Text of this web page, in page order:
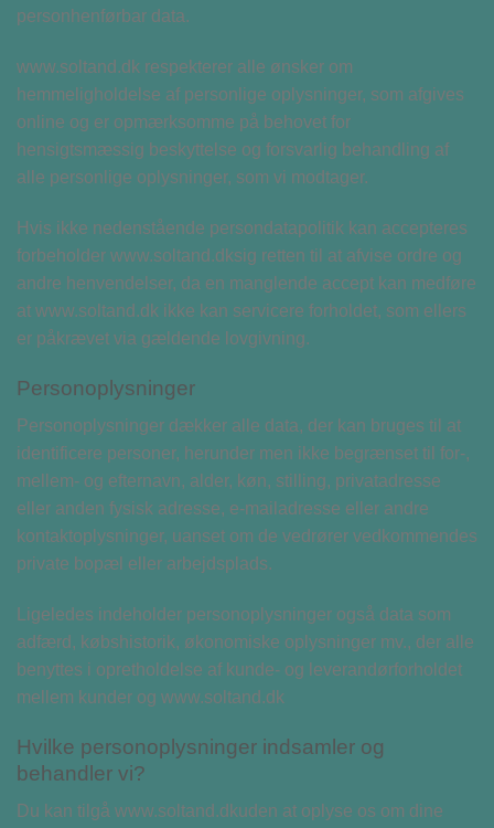
personhenførbar data.
www.soltand.dk respekterer alle ønsker om
hemmeligholdelse af personlige oplysninger, som afgives
online og er opmærksomme på behovet for
hensigtsmæssig beskyttelse og forsvarlig behandling af
alle personlige oplysninger, som vi modtager.
Hvis ikke nedenstående persondatapolitik kan accepteres
forbeholder www.soltand.dksig retten til at afvise ordre og
andre henvendelser, da en manglende accept kan medføre
at www.soltand.dk ikke kan servicere forholdet, som ellers
er påkrævet via gældende lovgivning.
Personoplysninger
Personoplysninger dækker alle data, der kan bruges til at
identificere personer, herunder men ikke begrænset til for-,
mellem- og efternavn, alder, køn, stilling, privatadresse
eller anden fysisk adresse, e-mailadresse eller andre
kontaktoplysninger, uanset om de vedrører vedkommendes
private bopæl eller arbejdsplads.
Ligeledes indeholder personoplysninger også data som
adfærd, købshistorik, økonomiske oplysninger mv., der alle
benyttes i opretholdelse af kunde- og leverandørforholdet
mellem kunder og www.soltand.dk
Hvilke personoplysninger indsamler og
behandler vi?
Du kan tilgå www.soltand.dkuden at oplyse os om dine